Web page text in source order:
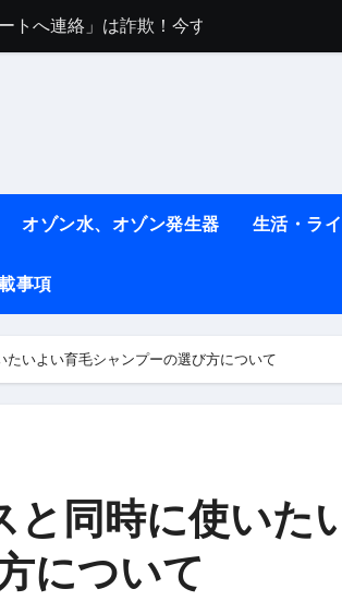
トへ連絡」は詐欺！今すぐ閉じる対処法
被害者への補償や損害賠償をわかりや
痩せ体質になるタンパク質3選！
イエット
ット
？ #エクササイズ
食事はこれからやりました！【あすけん
減量した、私の痩せる9つの習慣 | レシ
生哲学から読み解く生き方
集との関係と見分け方を解説
と前兆現象を徹底解説【2026】
オゾン水、オゾン発生器 生活・ラ
事項
いよい育毛シャンプーの選び方について
と同時に使いた
について